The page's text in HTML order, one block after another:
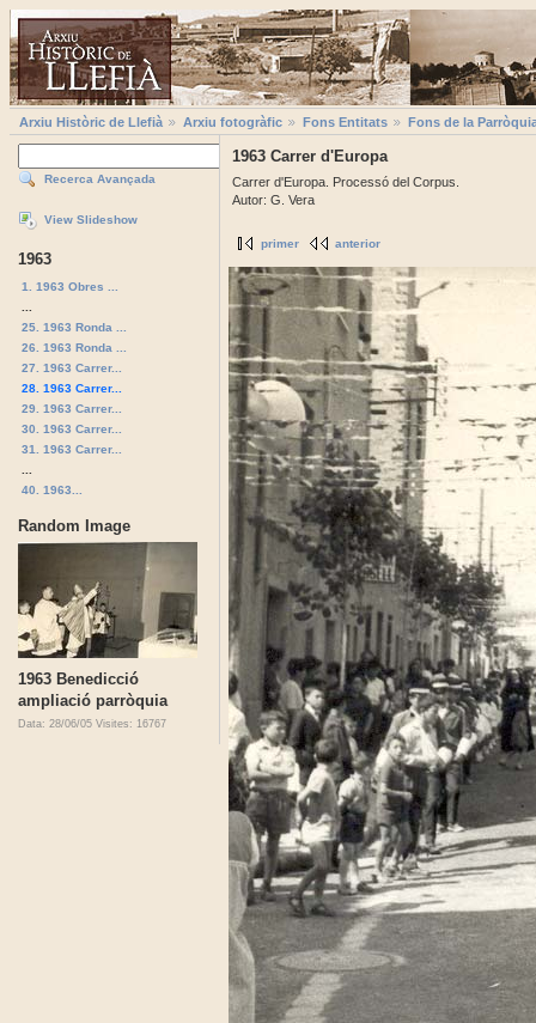
Arxiu Històric de Llefià Arxiu fotogràfic Fons Entitats Fons de la
Recerca Avançada
View Slideshow
1963
1. 1963 Obres ...
25. 1963 Ronda ...
26. 1963 Ronda ...
27. 1963 Carrer...
28. 1963 Carrer...
29. 1963 Carrer...
30. 1963 Carrer...
31. 1963 Carrer...
40. 1963...
Random Image
1963 Benedicció
ampliació parròquia
Data: 28/06/05 Visites: 16767
1963 Carrer d'Europa
Carrer d'Europa. Processó del Corpus.
Autor: G. Vera
primer anterior